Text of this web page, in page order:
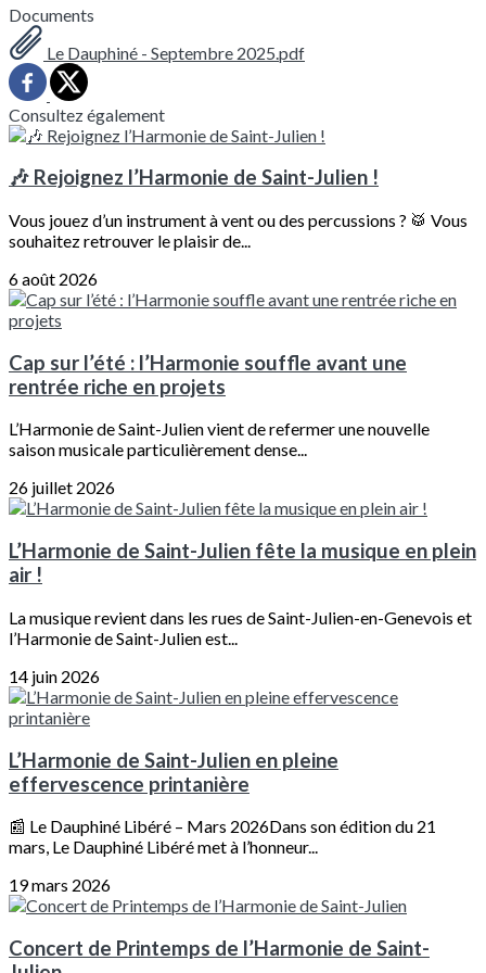
Documents
Le Dauphiné - Septembre 2025.pdf
Consultez également
🎶 Rejoignez l’Harmonie de Saint-Julien !
Vous jouez d’un instrument à vent ou des percussions ? 🥁 Vous
souhaitez retrouver le plaisir de...
6 août 2026
Cap sur l’été : l’Harmonie souffle avant une
rentrée riche en projets
L’Harmonie de Saint-Julien vient de refermer une nouvelle
saison musicale particulièrement dense...
26 juillet 2026
L’Harmonie de Saint-Julien fête la musique en plein
air !
La musique revient dans les rues de Saint-Julien-en-Genevois et
l’Harmonie de Saint-Julien est...
14 juin 2026
L’Harmonie de Saint-Julien en pleine
effervescence printanière
📰 Le Dauphiné Libéré – Mars 2026Dans son édition du 21
mars, Le Dauphiné Libéré met à l’honneur...
19 mars 2026
Concert de Printemps de l’Harmonie de Saint-